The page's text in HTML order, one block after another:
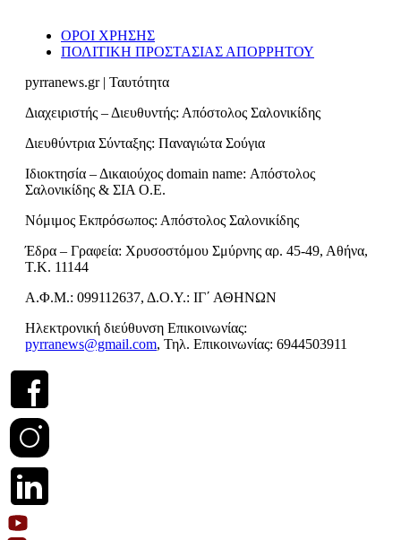
ΟΡΟΙ ΧΡΗΣΗΣ
ΠΟΛΙΤΙΚΗ ΠΡΟΣΤΑΣΙΑΣ ΑΠΟΡΡΗΤΟΥ
pyrranews.gr | Ταυτότητα
Διαχειριστής – Διευθυντής: Απόστολος Σαλονικίδης
Διευθύντρια Σύνταξης: Παναγιώτα Σούγια
Ιδιοκτησία – Δικαιούχος domain name: Απόστολος
Σαλονικίδης & ΣΙΑ Ο.Ε.
Νόμιμος Εκπρόσωπος: Απόστολος Σαλονικίδης
Έδρα – Γραφεία: Χρυσοστόμου Σμύρνης αρ. 45-49, Αθήνα,
Τ.Κ. 11144
Α.Φ.Μ.: 099112637, Δ.Ο.Υ.: ΙΓ΄ ΑΘΗΝΩΝ
Ηλεκτρονική διεύθυνση Επικοινωνίας:
pyrranews@gmail.com, Τηλ. Επικοινωνίας: 6944503911